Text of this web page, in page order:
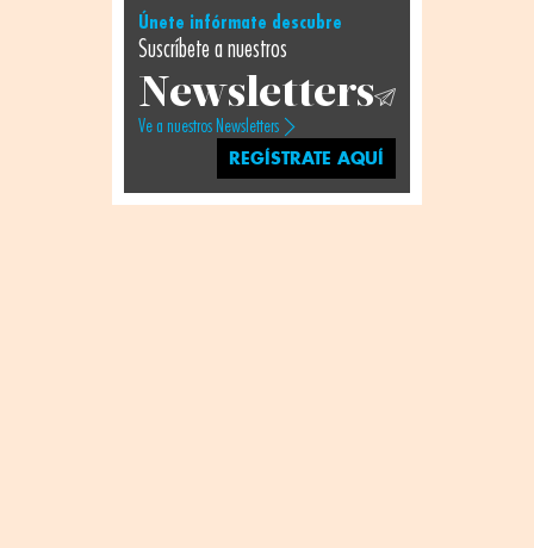
Únete infórmate descubre
Suscríbete a nuestros
Newsletters
Ve a nuestros Newsletters
REGÍSTRATE AQUÍ